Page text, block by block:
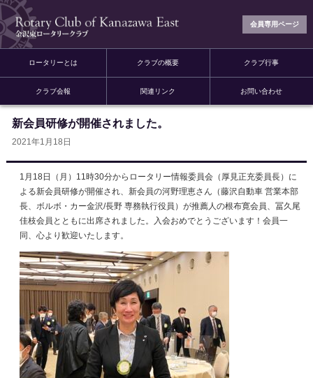
会員専用ページ
ロータリーとは クラブの概要 クラブ行事
クラブ会報 関連リンク お問い合わせ
新会員研修が開催されました。
2021年1月18日
1月18日（月）11時30分からロータリー情報委員会（厚見正充委員長）に
よる新会員研修が開催され、新会員の河野理恵さん（藤沢自動車 営業本部
長、ボルボ・カー金沢/長野 専務執行役員）が推薦人の根布寛会員、冨久尾
佳枝会員とともに出席されました。入会おめでとうございます！会員一
同、心より歓迎いたします。